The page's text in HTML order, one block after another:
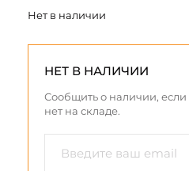
Нет в наличии
НЕТ В НАЛИЧИИ
Сообщить о наличии, если
нет на складе.